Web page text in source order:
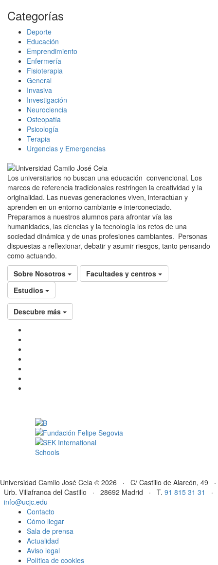
Categorías
Deporte
Educación
Emprendimiento
Enfermería
Fisioterapia
General
Invasiva
Investigación
Neurociencia
Osteopatía
Psicología
Terapia
Urgencias y Emergencias
Los universitarios no buscan una educación convencional. Los
marcos de referencia tradicionales restringen la creatividad y la
originalidad. Las nuevas generaciones viven, interactúan y
aprenden en un entorno cambiante e interconectado.
Preparamos a nuestros alumnos para afrontar vía las
humanidades, las ciencias y la tecnología los retos de una
sociedad dinámica y de unas profesiones cambiantes. Personas
dispuestas a reflexionar, debatir y asumir riesgos, tanto pensando
como actuando.
Sobre Nosotros
Facultades y centros
Estudios
Descubre más
Universidad Camilo José Cela © 2026 · C/ Castillo de Alarcón, 49 ·
Urb. Villafranca del Castillo · 28692 Madrid · T. 91 815 31 31
·
info@ucjc.edu
Contacto
Cómo llegar
Sala de prensa
Actualidad
Aviso legal
Política de cookies